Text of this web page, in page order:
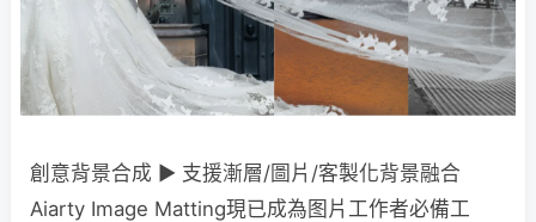
創意背景合成 ► 支援漸層/圖片/客製化背景融合
Aiarty Image Matting現已成為图片工作者必備工